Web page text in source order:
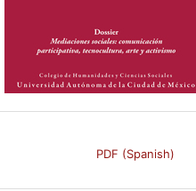
PDF (Spanish)